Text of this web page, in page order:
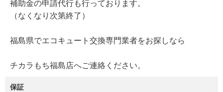
補助金の申請代行も行っております。
（なくなり次第終了）
福島県でエコキュート交換専門業者をお探しなら
チカラもち福島店へご連絡ください。
保証